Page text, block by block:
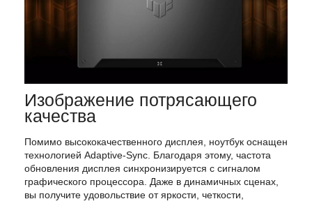
Изображение потрясающего
качества
Помимо высококачественного дисплея, ноутбук оснащен
технологией Adaptive-Sync. Благодаря этому, частота
обновления дисплея синхронизируется с сигналом
графического процессора. Даже в динамичных сценах,
вы получите удовольствие от яркости, четкости,